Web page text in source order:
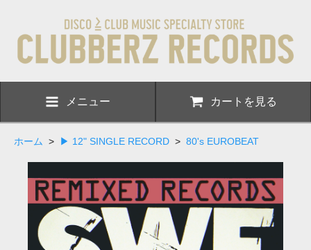
メニュー カートを見る
ホーム > ▶ 12" SINGLE RECORD > 80's EUROBEAT